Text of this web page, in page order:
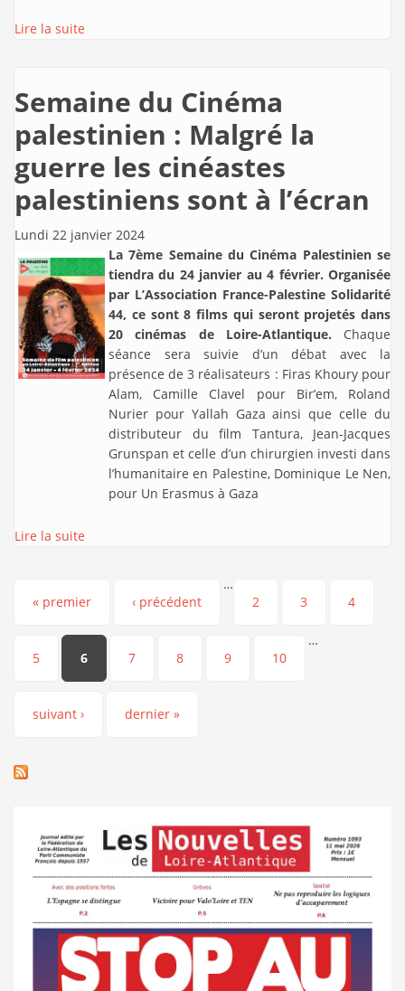
Lire la suite
Semaine du Cinéma
palestinien : Malgré la
guerre les cinéastes
palestiniens sont à l’écran
Lundi 22 janvier 2024
La 7ème Semaine du Cinéma Palestinien se
tiendra du 24 janvier au 4 février. Organisée
par L’Association France-Palestine Solidarité
44, ce sont 8 films qui seront projetés dans
20 cinémas de Loire-Atlantique. Chaque
séance sera suivie d’un débat avec la
présence de 3 réalisateurs : Firas Khoury pour
Alam, Camille Clavel pour Bir’em, Roland
Nurier pour Yallah Gaza ainsi que celle du
distributeur du film Tantura, Jean-Jacques
Grunspan et celle d’un chirurgien investi dans
l’humanitaire en Palestine, Dominique Le Nen,
pour Un Erasmus à Gaza
Lire la suite
Pages
« premier ‹ précédent
…
2
3 4
5 6 7 8 9 10
…
suivant › dernier »